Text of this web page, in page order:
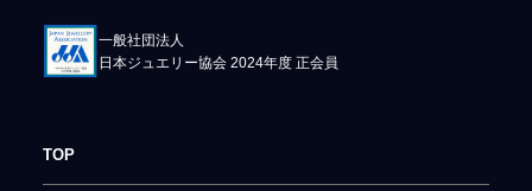
一般社団法人
日本ジュエリー協会 2024年度 正会員
TOP